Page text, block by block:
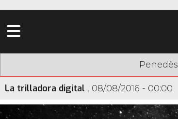
Penedès
La trilladora digital , 08/08/2016 - 00:00